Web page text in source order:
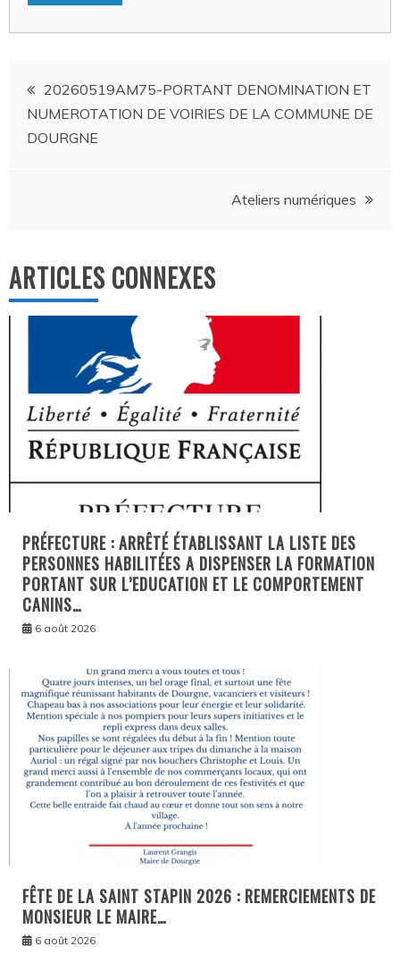
Navigation
de
20260519AM75-PORTANT DENOMINATION ET
NUMEROTATION DE VOIRIES DE LA COMMUNE DE
DOURGNE
Ateliers numériques
ARTICLES CONNEXES
PRÉFECTURE : ARRÊTÉ ÉTABLISSANT LA LISTE DES
PERSONNES HABILITÉES A DISPENSER LA FORMATION
PORTANT SUR L’EDUCATION ET LE COMPORTEMENT
CANINS…
6 août 2026
FÊTE DE LA SAINT STAPIN 2026 : REMERCIEMENTS DE
MONSIEUR LE MAIRE…
6 août 2026